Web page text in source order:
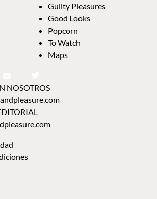
Guilty Pleasures
Good Looks
Popcorn
To Watch
Maps
NOSOTROS